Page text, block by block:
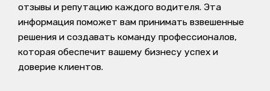
отзывы и репутацию каждого водителя. Эта
информация поможет вам принимать взвешенные
решения и создавать команду профессионалов,
которая обеспечит вашему бизнесу успех и
доверие клиентов.